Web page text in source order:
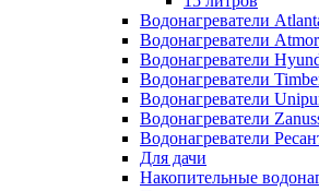
Водонагреватели
Водонагреватели Atmor
Водонагреватели
Водонагреватели
Водонагреватели
Водонагреватели
Водонагреватели
Для дачи
Накопительные